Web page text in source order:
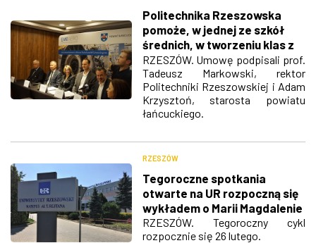
Politechnika Rzeszowska
pomoże, w jednej ze szkół
średnich, w tworzeniu klas z
branży lotniczej
RZESZÓW. Umowę podpisali prof.
Tadeusz Markowski, rektor
Politechniki Rzeszowskiej i Adam
Krzysztoń, starosta powiatu
łańcuckiego.
RZESZÓW
Tegoroczne spotkania
otwarte na UR rozpoczną się
wykładem o Marii Magdalenie
RZESZÓW. Tegoroczny cykl
rozpocznie się 26 lutego.